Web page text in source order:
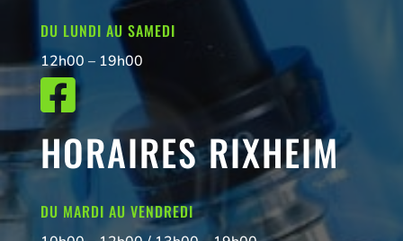
DU LUNDI AU SAMEDI
12h00 – 19h00

HORAIRES RIXHEIM
DU MARDI AU VENDREDI